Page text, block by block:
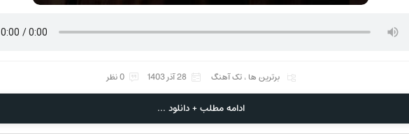
برترین ها ، تک آهنگ 28 آذر 1403 0 نظر
ادامه مطلب + دانلود ...